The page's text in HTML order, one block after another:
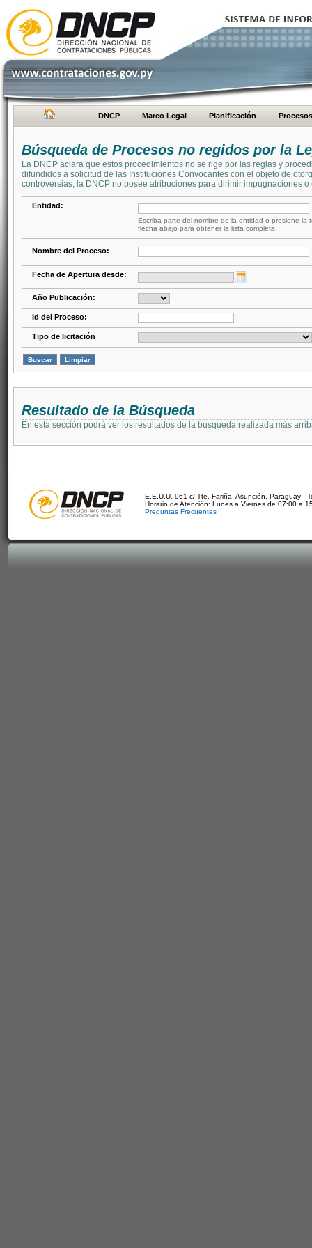
DNCP Marco Legal Planificación Procesos
Búsqueda de Procesos no regidos por la
La DNCP aclara que estos procedimientos no se rige por las reglas y
difundidos a solicitud de las Instituciones Convocantes con el objeto de
controversias, la DNCP no posee atribuciones para dirimir impugnaciones
Entidad:
Escriba parte del nombre de la entidad o presione la
flecha abajo para obtener la lista completa
Nombre del Proceso:
Fecha de Apertura desde:
Año Publicación:
Id del Proceso:
Tipo de licitación
Resultado de la Búsqueda
En esta sección podrá ver los resultados de la búsqueda realizada más
E.E.U.U. 961 c/ Tte. Fariña. Asunción, Paraguay -
Horario de Atención: Lunes a Viernes de 07:00 a
Preguntas Frecuentes